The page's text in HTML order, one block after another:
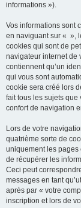
informations »).
Vos informations sont
en naviguant sur « »,
cookies qui sont de
navigateur internet de
contiennent qu’un
qui vous sont
cookie sera créé lors
fait tous les sujets que
confort de navigation
Lors de votre
quatrième sorte de
uniquement les
de récupérer les
Ceci peut
messages en tant
après par « votre
inscription et lors de